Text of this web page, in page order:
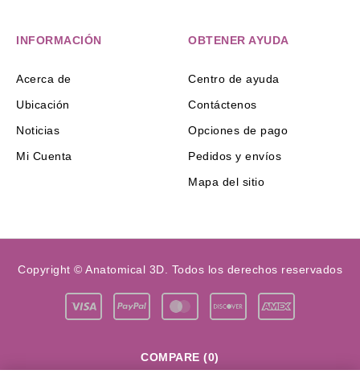
INFORMACIÓN
Acerca de
Ubicación
Noticias
Mi Cuenta
OBTENER AYUDA
Centro de ayuda
Contáctenos
Opciones de pago
Pedidos y envíos
Mapa del sitio
Copyright © Anatomical 3D. Todos los derechos reservados
COMPARE (0)